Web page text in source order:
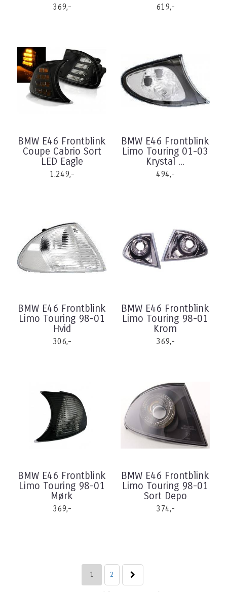
369,- 619,-
BMW E46 Frontblink
Coupe Cabrio Sort
LED Eagle
1.249,-
BMW E46 Frontblink
Limo Touring 01-03
Krystal ...
494,-
BMW E46 Frontblink
Limo Touring 98-01
Hvid
306,-
BMW E46 Frontblink
Limo Touring 98-01
Krom
369,-
BMW E46 Frontblink
Limo Touring 98-01
Mørk
369,-
BMW E46 Frontblink
Limo Touring 98-01
Sort Depo
374,-
1 2